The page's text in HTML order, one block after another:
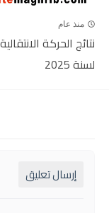
منذ عام
نتائج الحركة
لسنة 2025
إرسال تعليق